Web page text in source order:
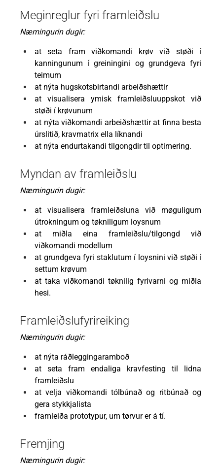
Meginreglur fyri framleiðslu
Næmingurin dugir:
at seta fram viðkomandi krøv við støði í
kanningunum í greiningini og grundgeva fyri
teimum
at nýta hugskotsbirtandi arbeiðshættir
at visualisera ymisk framleiðsluuppskot við
støði í krøvunum
at nýta viðkomandi arbeiðshættir at finna besta
úrslitið, kravmatrix ella líknandi
at nýta endurtakandi tilgongdir til optimering.
Myndan av framleiðslu
Næmingurin dugir:
at visualisera framleiðsluna við møguligum
útrokningum og tøkniligum loysnum
at miðla eina framleiðslu/tilgongd við
viðkomandi modellum
at grundgeva fyri staklutum í loysnini við støði í
settum krøvum
at taka viðkomandi tøknilig fyrivarni og miðla
hesi.
Framleiðslufyrireiking
Næmingurin dugir:
at nýta ráðleggingaramboð
at seta fram endaliga kravfesting til lidna
framleiðslu
at velja viðkomandi tólbúnað og ritbúnað og
gera stykkjalista
framleiða prototypur, um tørvur er á tí.
Fremjing
Næmingurin dugir: